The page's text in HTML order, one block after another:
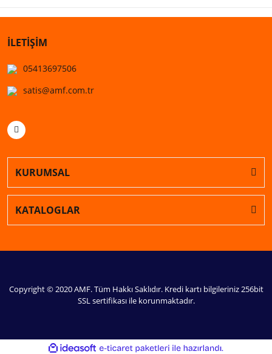
İLETİŞİM
05413697506
satis@amf.com.tr
KURUMSAL
KATALOGLAR
Copyright © 2020 AMF. Tüm Hakkı Saklıdır. Kredi kartı bilgileriniz 256bit
SSL sertifikası ile korunmaktadır.
ideasoft e-